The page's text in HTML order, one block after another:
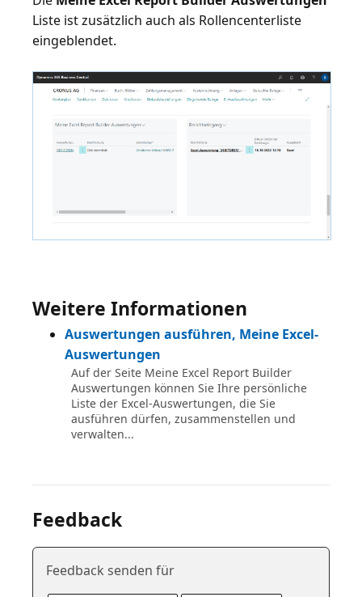
Liste ist zusätzlich auch als Rollencenterliste
eingeblendet.
Weitere Informationen
Auswertungen ausführen, Meine Excel-
Auswertungen
Auf der Seite Meine Excel Report Builder
Auswertungen können Sie Ihre persönliche
Liste der Excel-Auswertungen, die Sie
ausführen dürfen, zusammenstellen und
verwalten...
Feedback
Feedback senden für